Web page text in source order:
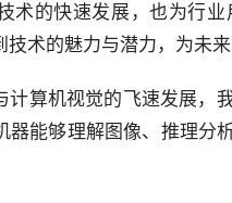
术的快速发展，也为行
术的魅力与潜力，为未
计算机视觉的飞速发展，
器能够理解图像、推理分